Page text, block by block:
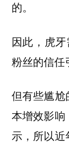
的。
因此，虎
粉丝的信任
但有些尴
本增效影
示，所以